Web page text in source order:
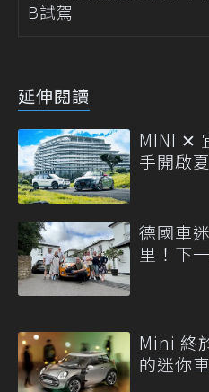
B試駕
延伸閱讀
MINI ✕
手開啟
德國車
里！下
Mini 終
的迷你